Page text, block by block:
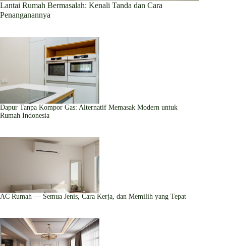
Lantai Rumah Bermasalah: Kenali Tanda dan Cara
Penanganannya
Dapur Tanpa Kompor Gas: Alternatif Memasak Modern untuk
Rumah Indonesia
AC Rumah — Semua Jenis, Cara Kerja, dan Memilih yang Tepat